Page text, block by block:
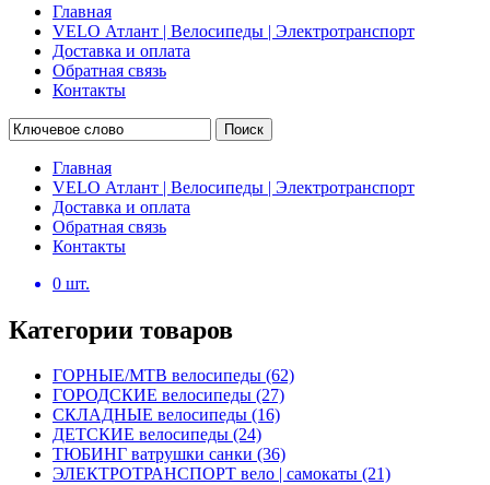
Главная
VELO Атлант | Велосипеды | Электротранспорт
Доставка и оплата
Обратная связь
Контакты
Поиск
Главная
VELO Атлант | Велосипеды | Электротранспорт
Доставка и оплата
Обратная связь
Контакты
0 шт.
Категории товаров
ГОРНЫЕ/MTB велосипеды (62)
ГОРОДСКИЕ велосипеды (27)
СКЛАДНЫЕ велосипеды (16)
ДЕТСКИЕ велосипеды (24)
ТЮБИНГ ватрушки санки (36)
ЭЛЕКТРОТРАНСПОРТ вело | самокаты (21)